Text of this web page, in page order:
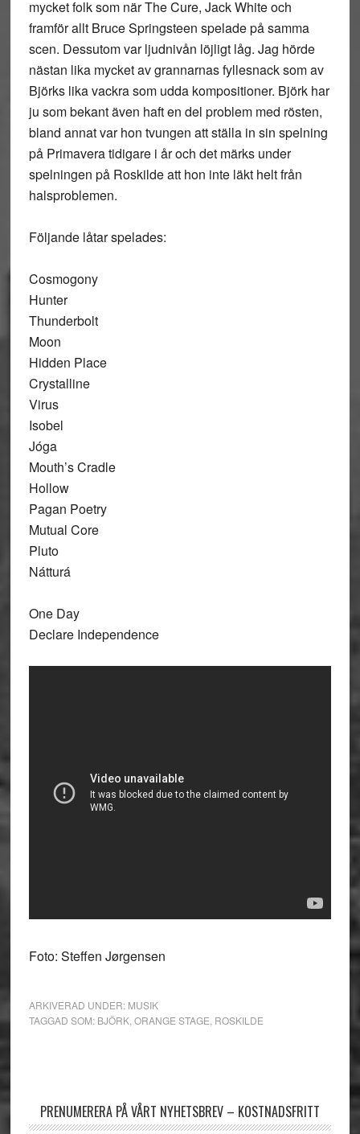
mycket folk som när The Cure, Jack White och
framför allt Bruce Springsteen spelade på samma
scen. Dessutom var ljudnivån löjligt låg. Jag hörde
nästan lika mycket av grannarnas fyllesnack som av
Björks lika vackra som udda kompositioner. Björk har
ju som bekant även haft en del problem med rösten,
bland annat var hon tvungen att ställa in sin spelning
på Primavera tidigare i år och det märks under
spelningen på Roskilde att hon inte läkt helt från
halsproblemen.
Följande låtar spelades:
Cosmogony
Hunter
Thunderbolt
Moon
Hidden Place
Crystalline
Virus
Isobel
Jóga
Mouth’s Cradle
Hollow
Pagan Poetry
Mutual Core
Pluto
Nátturá
One Day
Declare Independence
Foto: Steffen Jørgensen
ARKIVERAD UNDER: MUSIK
TAGGAD SOM: BJÖRK, ORANGE STAGE ROSKILDE
PRENUMERERA PÅ VÅRT NYHETSBREV – KOSTNADSFRITT